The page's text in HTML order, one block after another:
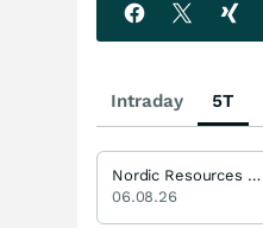
Intraday 5T
Nordic Resources Limited.
06.08.26